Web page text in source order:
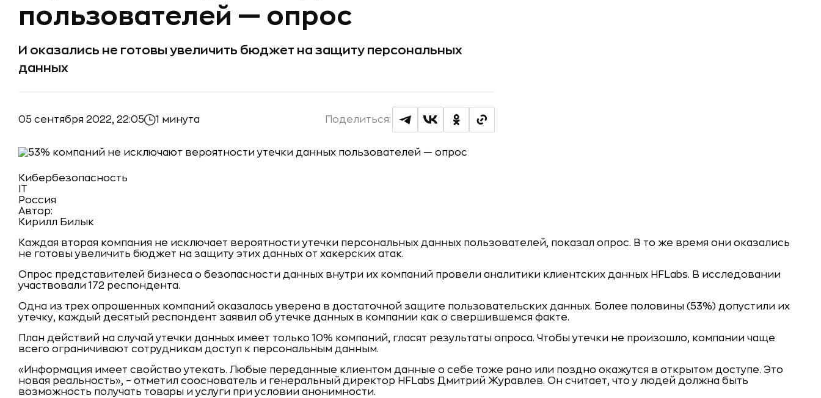
пользователей — опрос
И оказались не готовы увеличить бюджет на защиту персональных
данных
05 сентября 2022, 22:05 1 минута Поделиться:
Кибербезопасность
IT
Россия
Автор:
Кирилл Билык
Каждая вторая компания не исключает вероятности утечки персональных данных пользователей, показал опрос. В то же время они оказались
не готовы увеличить бюджет на защиту этих данных от хакерских атак.
Опрос представителей бизнеса о безопасности данных внутри их компаний провели аналитики клиентских данных HFLabs. В исследовании
участвовали 172 респондента.
Одна из трех опрошенных компаний оказалась уверена в достаточной защите пользовательских данных. Более половины (53%) допустили их
утечку, каждый десятый респондент заявил об утечке данных в компании как о свершившемся факте.
План действий на случай утечки данных имеет только 10% компаний, гласят результаты опроса. Чтобы утечки не произошло, компании чаще
всего ограничивают сотрудникам доступ к персональным данным.
«Информация имеет свойство утекать. Любые переданные клиентом данные о себе тоже рано или поздно окажутся в открытом доступе. Это
новая реальность», – отметил сооснователь и генеральный директор HFLabs Дмитрий Журавлев. Он считает, что у людей должна быть
возможность получать товары и услуги при условии анонимности.